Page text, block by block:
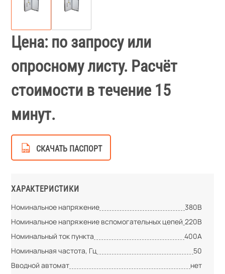
Цена: по запросу или
опросному листу. Расчёт
стоимости в течение 15
минут.
СКАЧАТЬ ПАСПОРТ
ХАРАКТЕРИСТИКИ
Номинальное напряжение
380В
Номинальное напряжение вспомогательных цепей 220В
Номинальный ток пункта
400А
Номинальная частота, Гц
50
Вводной автомат
нет